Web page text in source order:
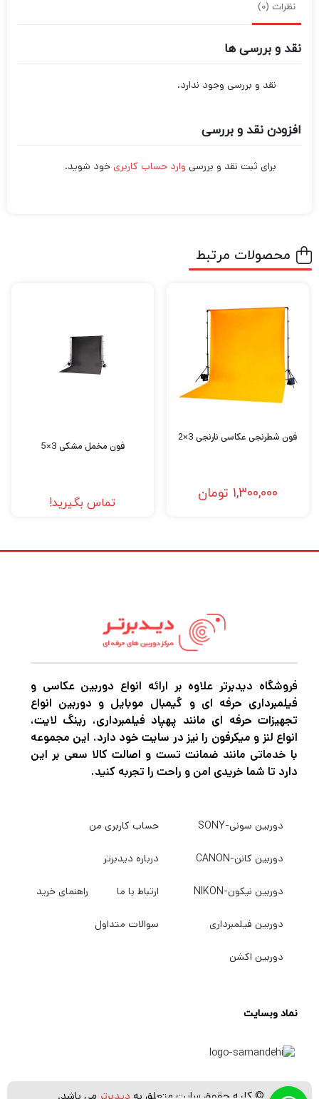
نظرات (0)
نقد و بررسی ها
نقد و بررسی وجود ندارد.
افزودن نقد و بررسی
برای ثبت نقد و بررسی وارد حساب کاربری خود شوید.
محصولات مرتبط
فون شطرنجی عکاسی نارنجی 3×2
1,300,000 تومان
فون مخمل مشکی 3×5
تماس بگیرید!
فروشگاه دیدبرتر علاوه بر ارائه انواع دوربین عکاسی و
فیلمبرداری حرفه ای و گیمبال موبایل و دوربین انواع
تجهیزات حرفه ای مانند پهپاد فیلمبرداری، رینگ لایت،
انواع لنز و میکرفون را نیز در سایت خود دارد. این مجموعه
با خدماتی مانند ضمانت تست و اصالت کالا سعی بر این
دارد تا شما خریدی امن و راحت را تجربه کنید.
دوربین سونی-SONY
دوربین کانن-CANON
دوربین نیکون-NIKON
دوربین فیلمبرداری
دوربین اکشن
حساب کاربری من
درباره دیدبرتر
ارتباط با ما راهنمای خرید
سوالات متداول
نماد وبسایت
© کلیه حقوق سایت متعلق به دیدبرتر می باشد.